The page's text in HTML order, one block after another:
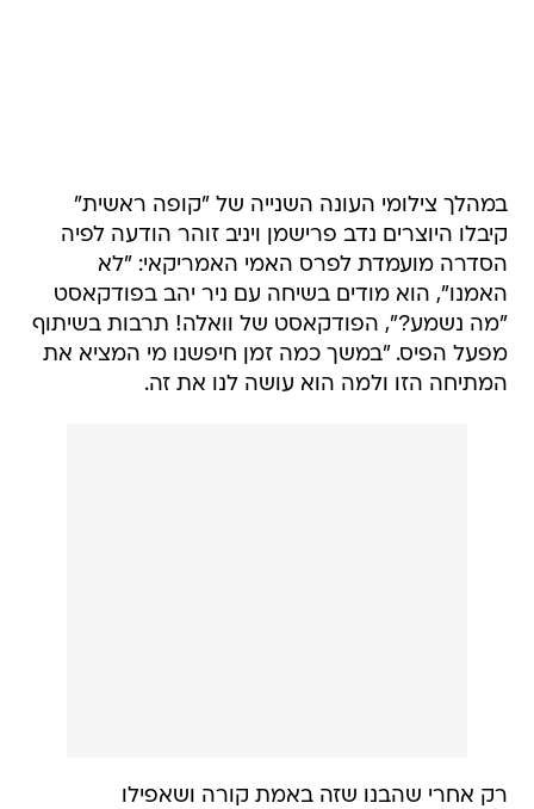
במהלך צילומי העונה השנייה של "קופה ראשית"
קיבלו היוצרים נדב פרישמן ויניב זוהר הודעה לפיה
הסדרה מועמדת לפרס האמי האמריקאי: "לא
האמנו", הוא מודים בשיחה עם ניר יהב בפודקאסט
"מה נשמע?", הפודקאסט של וואלה! תרבות בשיתוף
מפעל הפיס. "במשך כמה זמן חיפשנו מי המציא את
המתיחה הזו ולמה הוא עושה לנו את זה.
רק אחרי שהבנו שזה באמת קורה ושאפילו